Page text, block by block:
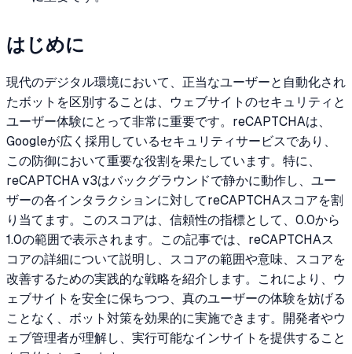
はじめに
現代のデジタル環境において、正当なユーザーと自動化され
たボットを区別することは、ウェブサイトのセキュリティと
ユーザー体験にとって非常に重要です。reCAPTCHAは、
Googleが広く採用しているセキュリティサービスであり、
この防御において重要な役割を果たしています。特に、
reCAPTCHA v3はバックグラウンドで静かに動作し、ユー
ザーの各インタラクションに対してreCAPTCHAスコアを割
り当てます。このスコアは、信頼性の指標として、0.0から
1.0の範囲で表示されます。この記事では、reCAPTCHAス
コアの詳細について説明し、スコアの範囲や意味、スコアを
改善するための実践的な戦略を紹介します。これにより、ウ
ェブサイトを安全に保ちつつ、真のユーザーの体験を妨げる
ことなく、ボット対策を効果的に実施できます。開発者やウ
ェブ管理者が理解し、実行可能なインサイトを提供すること